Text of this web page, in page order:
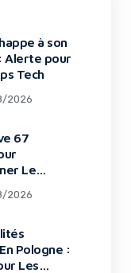
à son
Alerte pour
Tech
2026
67
Le
2026
Pologne :
Les